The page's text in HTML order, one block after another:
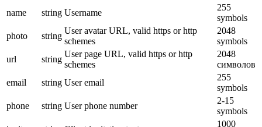
name string Username
255
symbols
photo
string
User avatar URL, valid https or http
schemes
2048
symbols
url
string
User page URL, valid https or http
schemes
2048
символов
email
string User email
255
symbols
phone
string User phone number
2-15
symbols
1000